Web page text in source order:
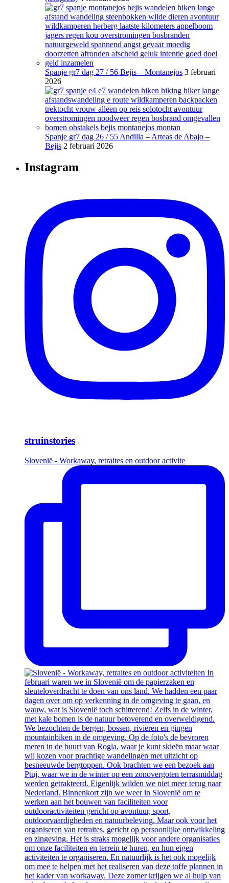
Spanje gr7 dag 27 / 56 Bejis – Montanejos 3 februari
2026
Spanje gr7 dag 26 / 55 Andilla – Arteas de Abajo –
Bejis 2 februari 2026
Instagram
struinstories
Slovenië - Workaway, retraites en outdoor activite